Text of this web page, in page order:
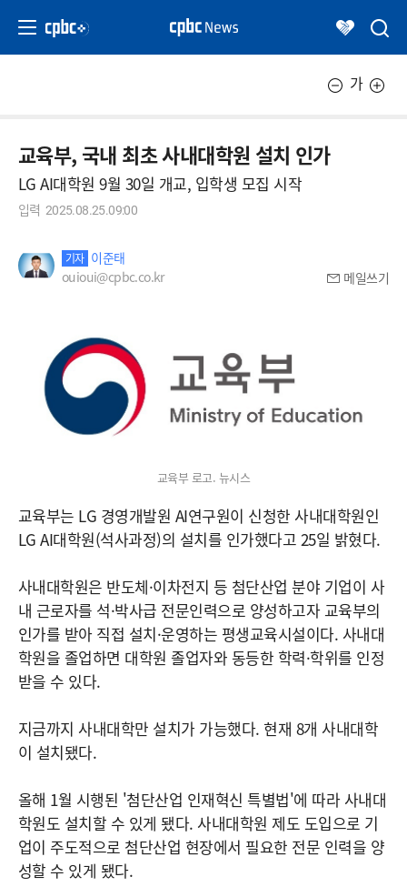
가
교육부, 국내 최초 사내대학원 설치 인가
LG AI대학원 9월 30일 개교, 입학생 모집 시작
입력 2025.08.25.09:00
기자 이준태
ouioui@cpbc.co.kr
메일쓰기
교육부 로고. 뉴시스
교육부는 LG 경영개발원 AI연구원이 신청한 사내대학원인
LG AI대학원(석사과정)의 설치를 인가했다고 25일 밝혔다.
사내대학원은 반도체·이차전지 등 첨단산업 분야 기업이 사
내 근로자를 석·박사급 전문인력으로 양성하고자 교육부의
인가를 받아 직접 설치·운영하는 평생교육시설이다. 사내대
학원을 졸업하면 대학원 졸업자와 동등한 학력·학위를 인정
받을 수 있다.
지금까지 사내대학만 설치가 가능했다. 현재 8개 사내대학
이 설치됐다.
올해 1월 시행된 '첨단산업 인재혁신 특별법'에 따라 사내대
학원도 설치할 수 있게 됐다. 사내대학원 제도 도입으로 기
업이 주도적으로 첨단산업 현장에서 필요한 전문 인력을 양
성할 수 있게 됐다.